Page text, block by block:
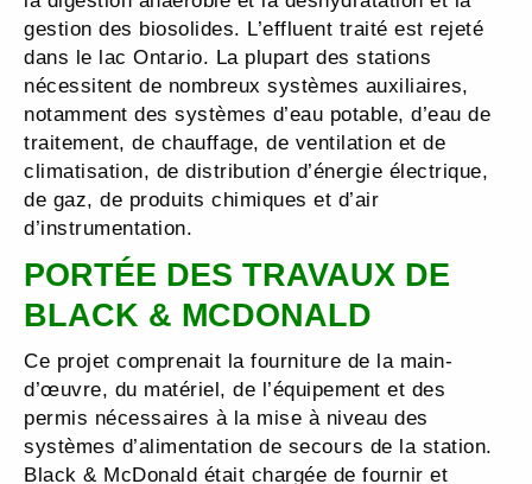
gestion des biosolides. L’effluent traité est rejeté
dans le lac Ontario. La plupart des stations
nécessitent de nombreux systèmes auxiliaires,
notamment des systèmes d’eau potable, d’eau de
traitement, de chauffage, de ventilation et de
climatisation, de distribution d’énergie électrique,
de gaz, de produits chimiques et d’air
d’instrumentation.
PORTÉE DES TRAVAUX DE
BLACK & MCDONALD
Ce projet comprenait la fourniture de la main-
d’œuvre, du matériel, de l’équipement et des
permis nécessaires à la mise à niveau des
systèmes d’alimentation de secours de la station.
Black & McDonald était chargée de fournir et